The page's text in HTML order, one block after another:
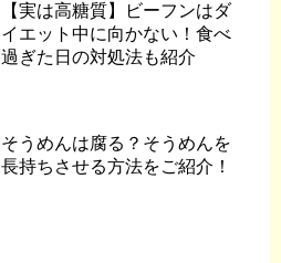
【実は高糖質】ビーフンはダ
イエット中に向かない！食べ
過ぎた日の対処法も紹介
そうめんは腐る？そうめんを
長持ちさせる方法をご紹介！